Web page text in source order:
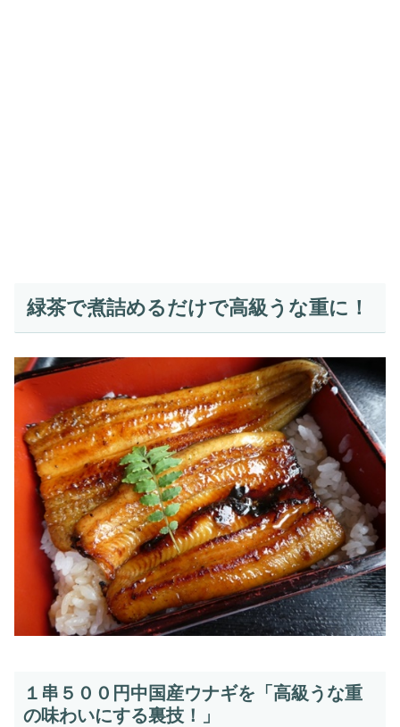
緑茶で煮詰めるだけで高級うな重に！
１串５００円中国産ウナギを「高級うな重
の味わいにする裏技！」